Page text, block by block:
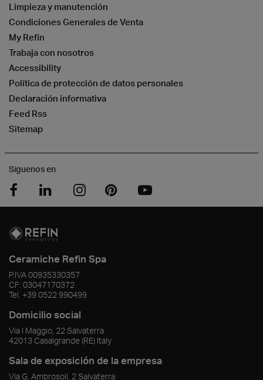
Limpieza y manutención
Condiciones Generales de Venta
My Refin
Trabaja con nosotros
Accessibility
Política de protección de datos personales
Declaración informativa
Feed Rss
Sitemap
Siguenos en
Ceramiche Refin Spa
P.IVA00935330357
CF: 03047170372
Tel. +39 0522 990499
Domicilio social
Via I Maggio, 22 Salvaterra
42013 Casalgrande (RE) Italy
Sala de exposición de la empresa
Via G. Ambrosoli, 2 Salvaterra